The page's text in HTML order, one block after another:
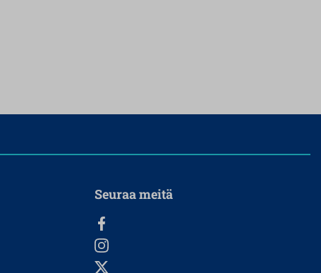
Seuraa meitä